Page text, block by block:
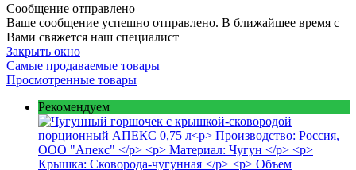
Сообщение отправлено
Ваше сообщение успешно отправлено. В ближайшее время с
Вами свяжется наш специалист
Закрыть окно
Самые продаваемые товары
Просмотренные товары
Рекомендуем